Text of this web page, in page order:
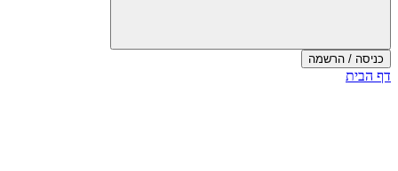
כניסה / הרשמה
דף הבית